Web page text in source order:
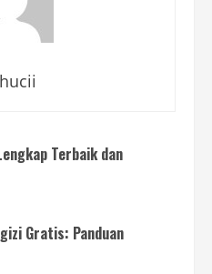
Terbaik dan
Gratis: Panduan